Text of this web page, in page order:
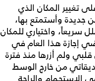
تغيير المكان الذي
جديدة وأستمتع بها،
سريعاً، واختياري للمكان
إجازة هذا العام في
قلبي ولم أزرها منذ فترة
من خارج الوسط